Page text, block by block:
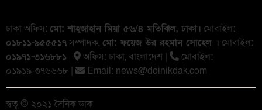
ঢাকা অফিস: মো: শাহ্জাহান মিয়া ৫৬/৪ মতিঝিল, ঢাকা। মোবাইল:
০১৮১১-৯৫৫৫১৭সম্পাদক, মো: ফয়েজ উর রহমান সোহেল । মোবাইল:
০১৯৭১-৩১৬৮৮১
অফিস: ঢাকা, বাংলা‌দেশ |
মোবাইল:
০১৯১৯-৩৭৬৬৬৮ |
Email: news@doinikdak.com
স্বত্ব © ২০২১ দৈনিক ডাক